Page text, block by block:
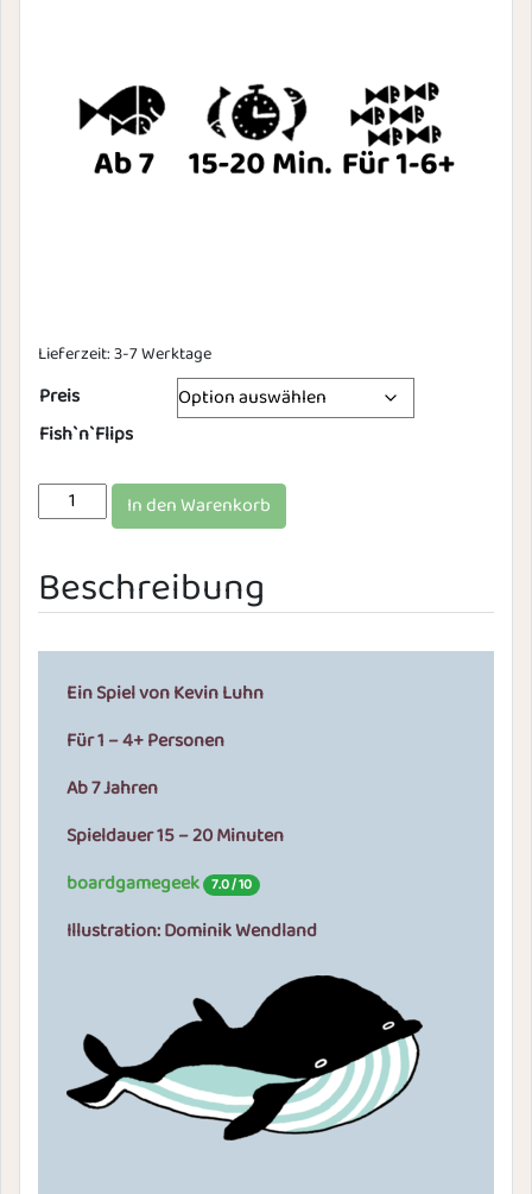
Lieferzeit:3-7 Werktage
Preis
Fish`n`Flips
Fish 'n' Flips MengeIn den Warenkorb
Beschreibung
Ein Spiel von Kevin Luhn
Für 1 – 4+ Personen
Ab 7 Jahren
Spieldauer 15 – 20 Minuten
boardgamegeek 7.0 / 10
Illustration: Dominik Wendland